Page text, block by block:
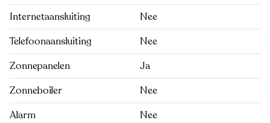
Internetaansluiting
Nee
Telefoonaansluiting
Nee
Zonnepanelen
Ja
Zonneboiler
Nee
Alarm
Nee